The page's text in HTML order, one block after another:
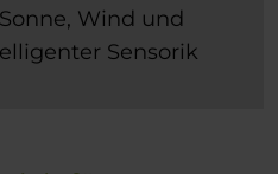
Wind und
Sensorik